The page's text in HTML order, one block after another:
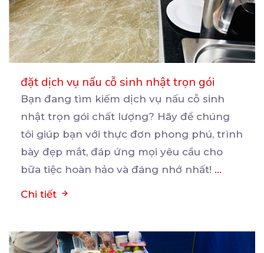
đặt dịch vụ nấu cỗ sinh nhật trọn gói
Bạn đang tìm kiếm dịch vụ nấu cỗ sinh
nhật trọn gói chất lượng? Hãy để chúng
tôi giúp bạn với thực đơn phong phú, trình
bày đẹp mắt, đáp ứng mọi yêu cầu cho
bữa tiệc hoàn hảo và đáng nhớ nhất! ...
Chi tiết